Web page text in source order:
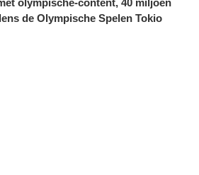
de Olympische Spelen Tokio